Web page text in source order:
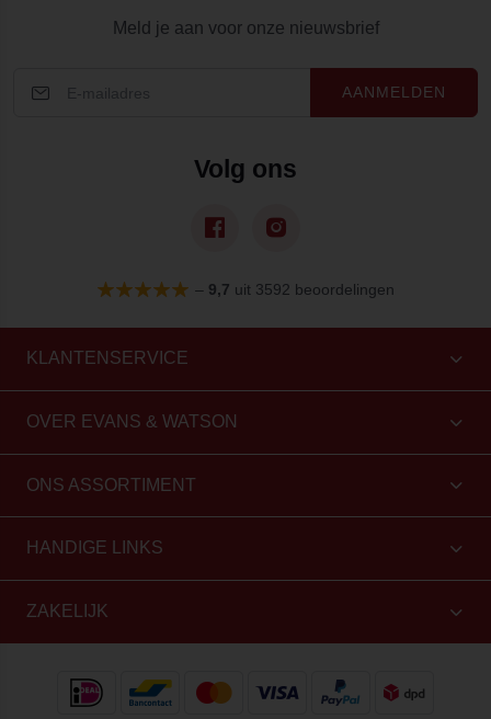
Meld je aan voor onze nieuwsbrief
AANMELDEN
Volg ons
– 9,7 uit 3592 beoordelingen
KLANTENSERVICE
OVER EVANS & WATSON
ONS ASSORTIMENT
HANDIGE LINKS
ZAKELIJK